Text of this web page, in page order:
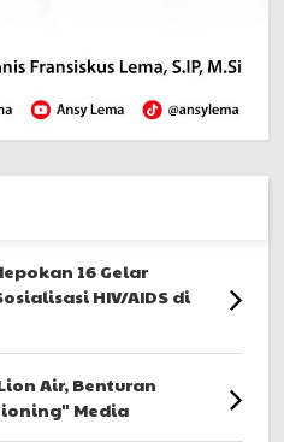
16 Gelar
HIV/AIDS di
Air, Benturan
Media